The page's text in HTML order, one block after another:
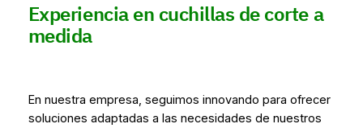
Experiencia en cuchillas de corte a
medida
En nuestra empresa, seguimos innovando para ofrecer
soluciones adaptadas a las necesidades de nuestros